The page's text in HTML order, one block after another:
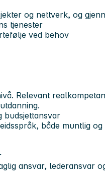
og nettverk, og
tjenester
ved behov
Relevant
budsjettansvar
både muntlig
ansvar, lederansvar